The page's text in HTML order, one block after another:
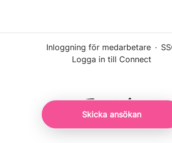
Skicka ansökan
Inloggning för medarbetare ·
Logga in till Connect
Rekryteringsverktygfrån Teamtailor